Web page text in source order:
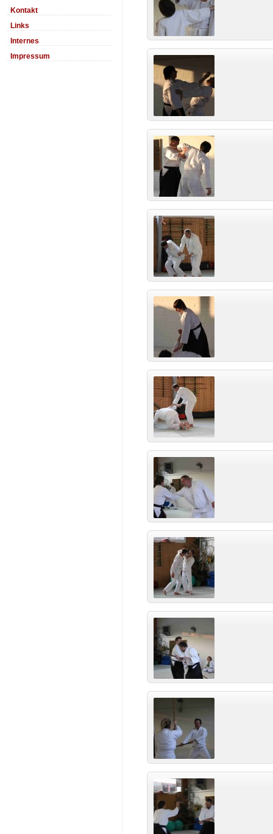
Kontakt
Links
Internes
Impressum